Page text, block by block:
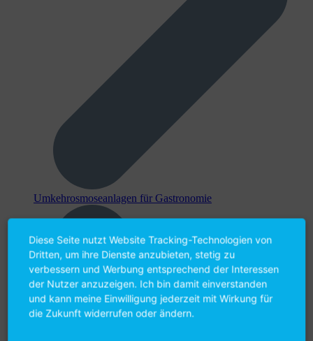
Umkehr­osmose­anlagen für Gastronomie
Diese Seite nutzt Website Tracking-Technologien von
Dritten, um ihre Dienste anzubieten, stetig zu
verbessern und Werbung entsprechend der Interessen
der Nutzer anzuzeigen. Ich bin damit einverstanden
und kann meine Einwilligung jederzeit mit Wirkung für
die Zukunft widerrufen oder ändern.